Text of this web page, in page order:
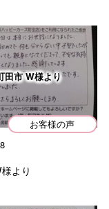
田市 W様より
お客様の声
より
して良かったで